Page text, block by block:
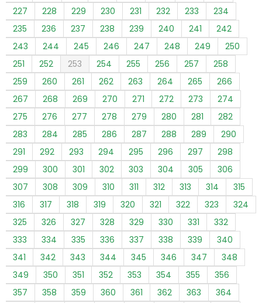
227
228 229 230 231 232 233
234
235
236 237 238 239 240 241
242
243
244 245 246 247 248 249
250
251
252 253 254 255 256 257
258
259
260 261 262 263 264 265
266
267
268 269 270 271 272 273
274
275
276 277 278 279 280 281
282
283
284 285 286 287 288 289
290
291
292 293 294 295 296 297
298
299
300 301 302 303 304 305
306
307
308 309 310 311 312 313 314
315
316
317 318 319 320 321 322 323
324
325
326 327 328 329 330 331
332
333
334 335 336 337 338 339
340
341
342 343 344 345 346 347
348
349
350 351 352 353 354 355
356
357
358 359 360 361 362 363
364